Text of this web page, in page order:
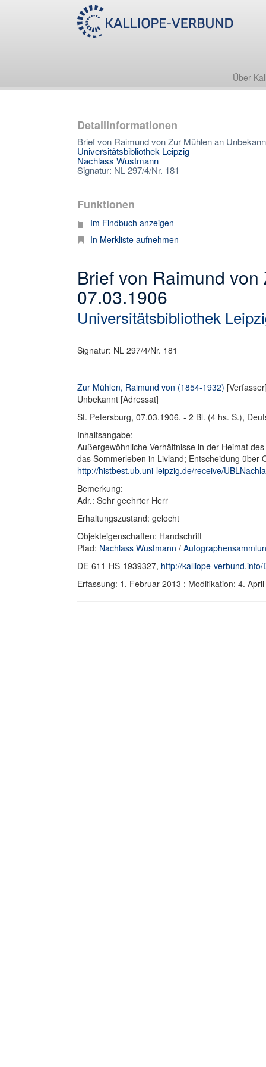
Über
Detailinformationen
Brief von Raimund von Zur Mühlen an
Universitätsbibliothek Leipzig
Nachlass Wustmann
Signatur: NL 297/4/Nr. 181
Funktionen
Im Findbuch anzeigen
In Merkliste aufnehmen
Brief von Raimund
07.03.1906
Universitätsbibliothek
Signatur: NL 297/4/Nr. 181
Zur Mühlen, Raimund von (1854-1932)
Unbekannt [Adressat]
St. Petersburg, 07.03.1906. - 2 Bl. (4 hs. S.),
Inhaltsangabe:
Außergewöhnliche Verhältnisse in der Heimat
das Sommerleben in Livland; Entscheidung über
http://histbest.ub.uni-leipzig.de/receive/
Bemerkung:
Adr.: Sehr geehrter Herr
Erhaltungszustand: gelocht
Objekteigenschaften: Handschrift
Pfad: Nachlass Wustmann /
DE-611-HS-1939327, http://kalliope-
Erfassung: 1. Februar 2013 ; Modifikation: 4.